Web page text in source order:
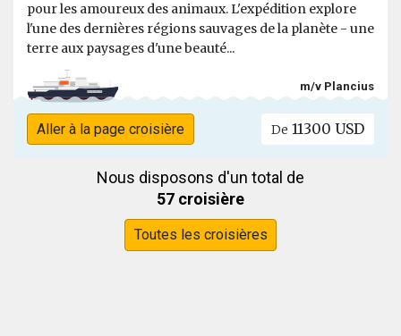
pour les amoureux des animaux. L'expédition explore
l'une des dernières régions sauvages de la planète - une
terre aux paysages d'une beauté...
m/v Plancius
Aller à la page croisière De 11300 USD
Nous disposons d'un total de
57 croisière
Toutes les croisières